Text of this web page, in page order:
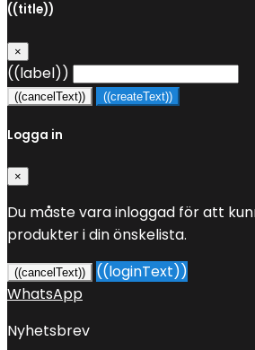
((title))
×
((label))
((cancelText)) ((createText))
Logga in
×
Du måste vara inloggad för att
produkter i din önskelista.
((cancelText))
((loginText))
WhatsApp
Nyhetsbrev